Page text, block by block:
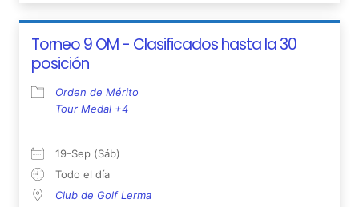
Torneo 9 OM - Clasificados hasta la 30
posición
Orden de Mérito
Tour Medal +4
19-Sep (Sáb)
Todo el día
Club de Golf Lerma